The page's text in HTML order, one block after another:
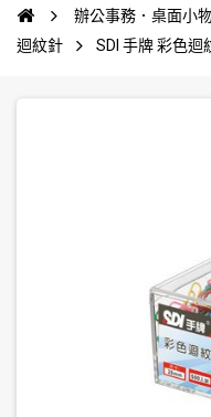
辦公事務．桌面小
迴紋針
SDI 手牌 彩色